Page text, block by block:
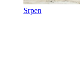
Srpen